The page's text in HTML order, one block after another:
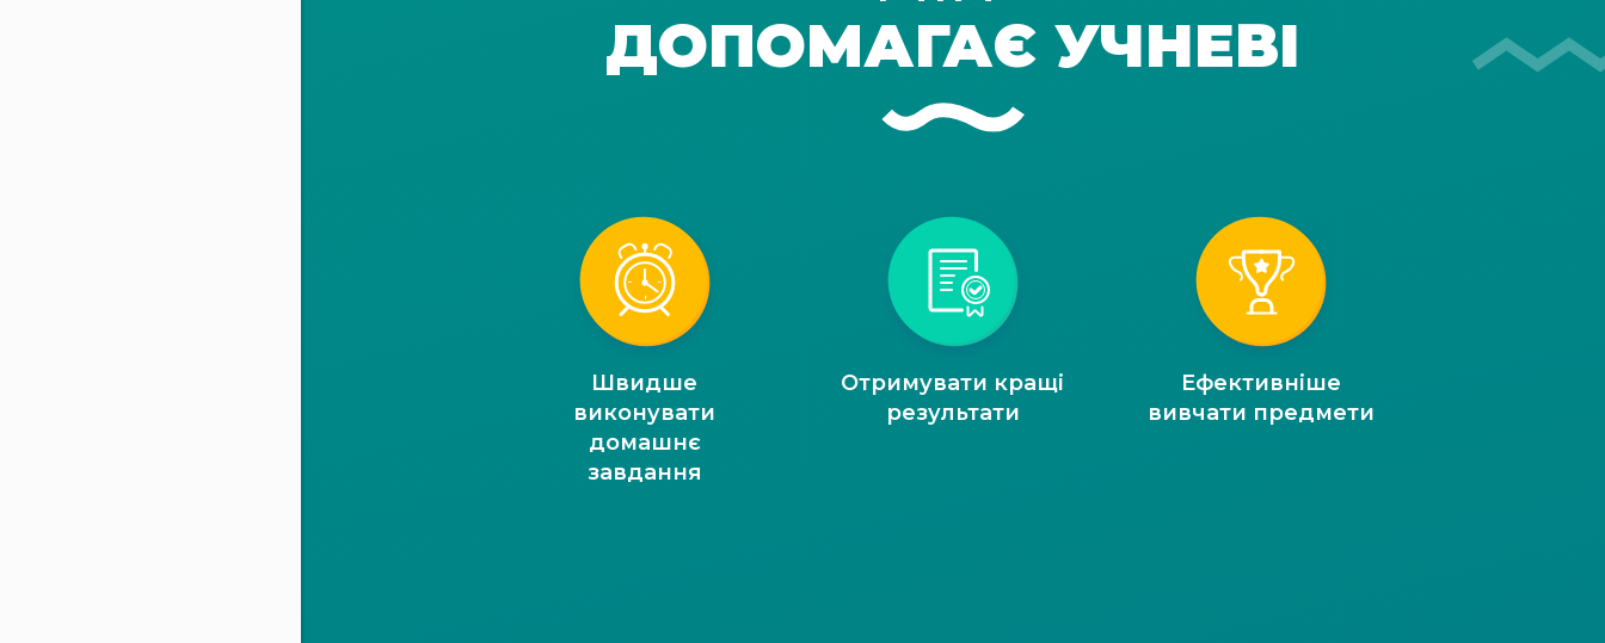
ДОПОМАГАЄ УЧНЕВІ
Швидше
виконувати
домашнє
завдання
Отримувати кращі
результати
Ефективніше
вивчати предмети